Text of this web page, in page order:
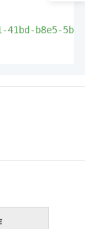
b8e5-